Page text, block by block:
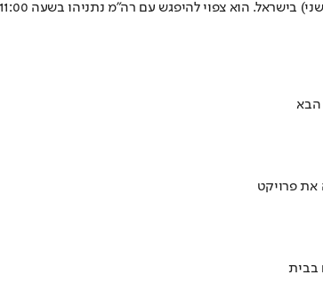
צפוי להיפגש עם רה"מ נתניהו בשעה 11:00, במטרה לדון ב
הבא
בבית